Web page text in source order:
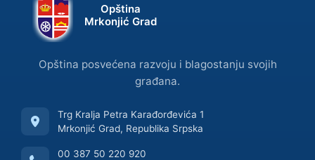
Opština
Mrkonjić Grad
Opština posvećena razvoju i blagostanju svojih
građana.
Trg Kralja Petra Karađorđevića 1
Mrkonjić Grad, Republika Srpska
00 387 50 220 920